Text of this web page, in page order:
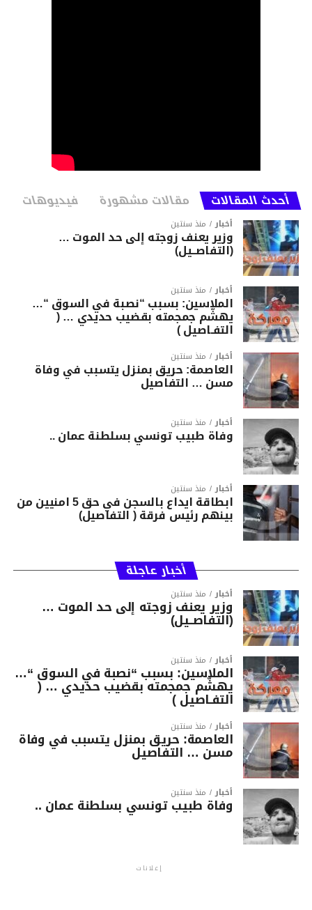
أحدث المقالات مقالات مشهورة فيديوهات
أخبار منذ سنتين
وزير يعنف زوجته إلى حد الموت …
(التفاصــيل)
أخبار منذ سنتين
الملاسين: بسبب “نصبة في السوق “…
يهشّم جمجمته بقضيب حديدي … (
التفـاصيل )
أخبار منذ سنتين
العاصمة: حريق بمنزل يتسبب في وفاة
مسن … التفاصيل
أخبار منذ سنتين
وفاة طبيب تونسي بسلطنة عمان ..
أخبار منذ سنتين
ابطاقة ايداع بالسجن في حق 5 امنيين من
بينهم رئيس فرقة ( التفاصيل)
أخبار عاجلة
أخبار منذ سنتين
وزير يعنف زوجته إلى حد الموت …
(التفاصــيل)
أخبار منذ سنتين
الملاسين: بسبب “نصبة في السوق “…
يهشّم جمجمته بقضيب حديدي … (
التفـاصيل )
أخبار منذ سنتين
العاصمة: حريق بمنزل يتسبب في وفاة
مسن … التفاصيل
أخبار منذ سنتين
وفاة طبيب تونسي بسلطنة عمان ..
إعلانات